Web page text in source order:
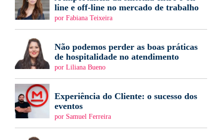
line e off-line no mercado de trabalho
por Fabiana Teixeira
Não podemos perder as boas práticas
de hospitalidade no atendimento
por Liliana Bueno
Experiência do Cliente: o sucesso dos
eventos
por Samuel Ferreira